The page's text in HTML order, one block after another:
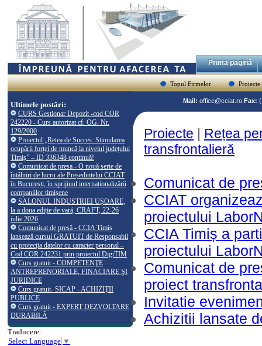
Prima pagină
Topul Firmelor Proiecte
Ultimele postări:
CURS Gestionar Depozit -cod COR
242220 - Curs autorizat cf. OG. Nr.
129/2000
Proiectul „Rețea de Succes: Stimularea
ocupării forței de muncă la nivelul județului
Timiș” – ID 336348 continuă!
Comunicat de presa - O nouă serie de
întâlniri de lucru ale Președintelui CCIAT
în București, în sprijinul internaționalizării
companiilor timișene
SALONUL INDUSTRIEI UȘOARE,
la a doua ediție de vară, CRAFT, 22-26
iulie 2026
Comunicat de presă - CCIA Timiș
lansează cursul GRATUIT de Responsabil
cu protecția datelor cu caracter personal –
Cod COR 242231 prin proiectul DigiTIM
Curs gratuit - COMPETENŢE
ANTREPRENORIALE, FINACIARE ŞI
JURIDICE
Curs gratuit- SICAP - ACHIZIŢII
PUBLICE
Curs gratuit - EXPERT DEZVOLTARE
DURABILĂ
Traducere:
Select Language ▼
Mail: office@cciat.ro Fax:
Proiecte | Rețea
transfrontalieră
Comunicat de
CCIAT
proiectului
CCIA Timiș a
proiectului
Comunicat de
proiect
Invitatie
Achizitii lansate